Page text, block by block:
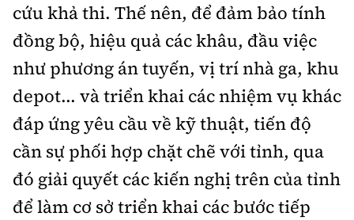
cứu khả thi. Thế nên, để đảm bảo tính
đồng bộ, hiệu quả các khâu, đầu việc
như phương án tuyến, vị trí nhà ga, khu
depot... và triển khai các nhiệm vụ khác
đáp ứng yêu cầu về kỹ thuật, tiến độ
cần sự phối hợp chặt chẽ với tỉnh, qua
đó giải quyết các kiến nghị trên của tỉnh
để làm cơ sở triển khai các bước tiếp